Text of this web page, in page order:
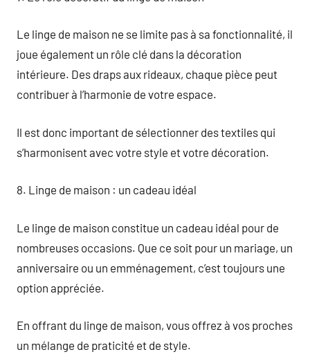
Le linge de maison ne se limite pas à sa fonctionnalité, il
joue également un rôle clé dans la décoration
intérieure. Des draps aux rideaux, chaque pièce peut
contribuer à l’harmonie de votre espace.
Il est donc important de sélectionner des textiles qui
s’harmonisent avec votre style et votre décoration.
8. Linge de maison : un cadeau idéal
Le linge de maison constitue un cadeau idéal pour de
nombreuses occasions. Que ce soit pour un mariage, un
anniversaire ou un emménagement, c’est toujours une
option appréciée.
En offrant du linge de maison, vous offrez à vos proches
un mélange de praticité et de style.